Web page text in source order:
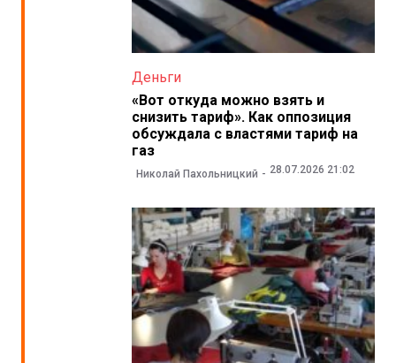
Деньги
«Вот откуда можно взять и
снизить тариф». Как оппозиция
обсуждала с властями тариф на
газ
Николай Пахольницкий 28.07.2026 21:02